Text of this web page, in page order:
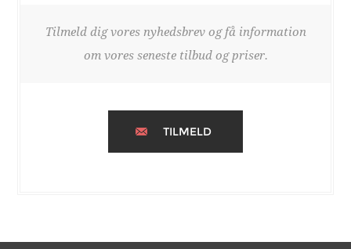
Tilmeld dig vores nyhedsbrev og få information
om vores seneste tilbud og priser.
TILMELD